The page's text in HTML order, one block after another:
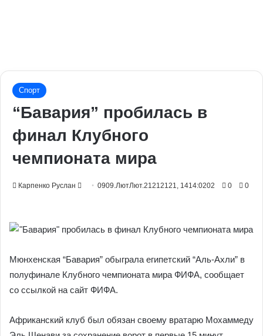
Спорт
“Бавария” пробилась в
финал Клубного
чемпионата мира
Карпенко Руслан
Send0909.ЛютЛют.21212121, 1414:0202 0 0
Мюнхенская “Бавария” обыграла египетский “Аль-Ахли” в
полуфинале Клубного чемпионата мира ФИФА, сообщает
со ссылкой на сайт ФИФА.
Африканский клуб был обязан своему вратарю Мохаммеду